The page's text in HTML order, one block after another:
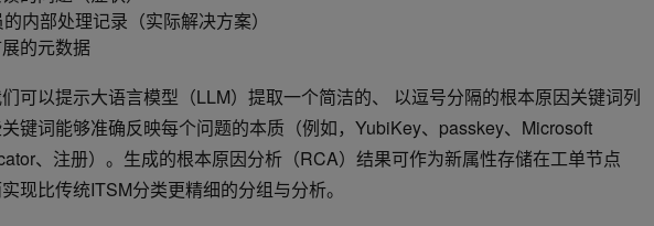
内部处理记录（实际解决方案）
的元数据
可以提示大语言模型（LLM）提取一个简洁的、 以逗号分隔的根本原因关键词列
键词能够准确反映每个问题的本质（例如，YubiKey、passkey、Microsoft
、注册）。生成的根本原因分析（RCA）结果可作为新属性存储在工单节点
实现比传统ITSM分类更精细的分组与分析。